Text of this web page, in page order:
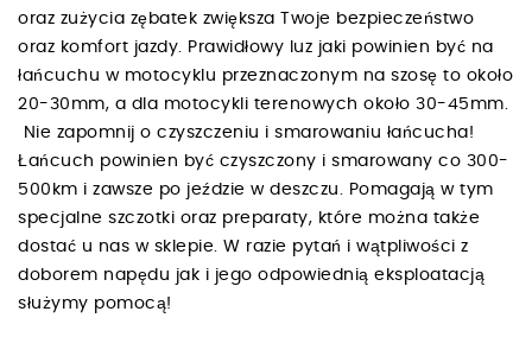
oraz zużycia zębatek zwiększa Twoje bezpieczeństwo
oraz komfort jazdy. Prawidłowy luz jaki powinien być na
łańcuchu w motocyklu przeznaczonym na szosę to około
20-30mm, a dla motocykli terenowych około 30-45mm.
Nie zapomnij o czyszczeniu i smarowaniu łańcucha!
Łańcuch powinien być czyszczony i smarowany co 300-
500km i zawsze po jeździe w deszczu. Pomagają w tym
specjalne szczotki oraz preparaty, które można także
dostać u nas w sklepie. W razie pytań i wątpliwości z
doborem napędu jak i jego odpowiednią eksploatacją
służymy pomocą!